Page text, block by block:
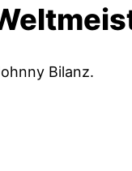
Bilanz.